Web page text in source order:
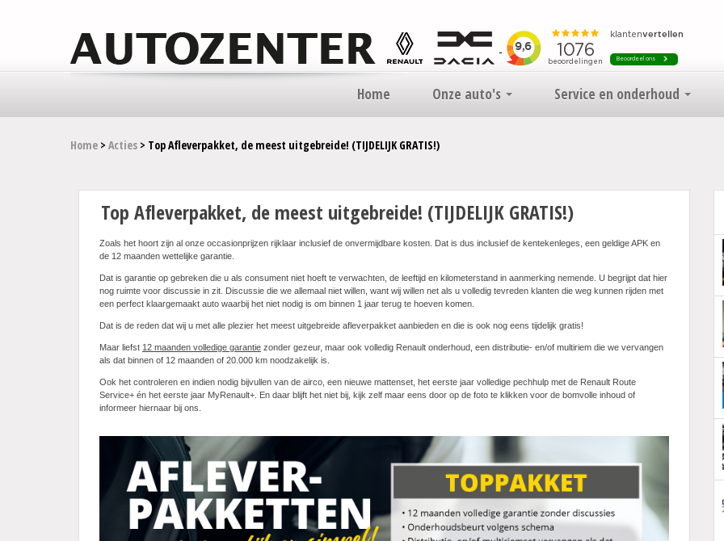
Home Onze auto's Service en onderhoud
Home > Acties > Top Afleverpakket, de meest uitgebreide! (TIJDELIJK GRATIS!)
Top Afleverpakket, de meest uitgebreide! (TIJDELIJK GRATIS!)
Zoals het hoort zijn al onze occasionprijzen rijklaar inclusief de onvermijdbare kosten. Dat is dus inclusief de kentekenleges, een geldige APK en
de 12 maanden wettelijke garantie.
Dat is garantie op gebreken die u als consument niet hoeft te verwachten, de leeftijd en kilometerstand in aanmerking nemende. U begrijpt dat hier
nog ruimte voor discussie in zit. Discussie die we allemaal niet willen, want wij willen net als u volledig tevreden klanten die weg kunnen rijden met
een perfect klaargemaakt auto waarbij het niet nodig is om binnen 1 jaar terug te hoeven komen.
Dat is de reden dat wij u met alle plezier het meest uitgebreide afleverpakket aanbieden en die is ook nog eens tijdelijk gratis!
Maar liefst 12 maanden volledige garantie zonder gezeur, maar ook volledig Renault onderhoud, een distributie- en/of multiriem die we vervangen
als dat binnen of 12 maanden of 20.000 km noodzakelijk is.
Ook het controleren en indien nodig bijvullen van de airco, een nieuwe mattenset, het eerste jaar volledige pechhulp met de Renault Route
Service+ én het eerste jaar MyRenault+. En daar blijft het niet bij, kijk zelf maar eens door op de foto te klikken voor de bomvolle inhoud of
informeer hiernaar bij ons.